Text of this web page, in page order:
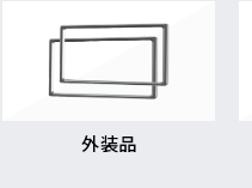
外装品